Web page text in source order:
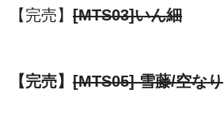
【完売】 [MTS03]いん細
【完売】 [MTS05] 雪藤/空なり